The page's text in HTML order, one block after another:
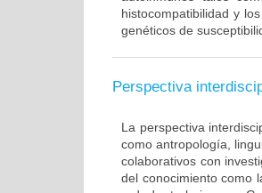
histocompatibilidad y
genéticos de
Perspectiva
La perspectiva
como antropología,
colaborativos con
del conocimiento como